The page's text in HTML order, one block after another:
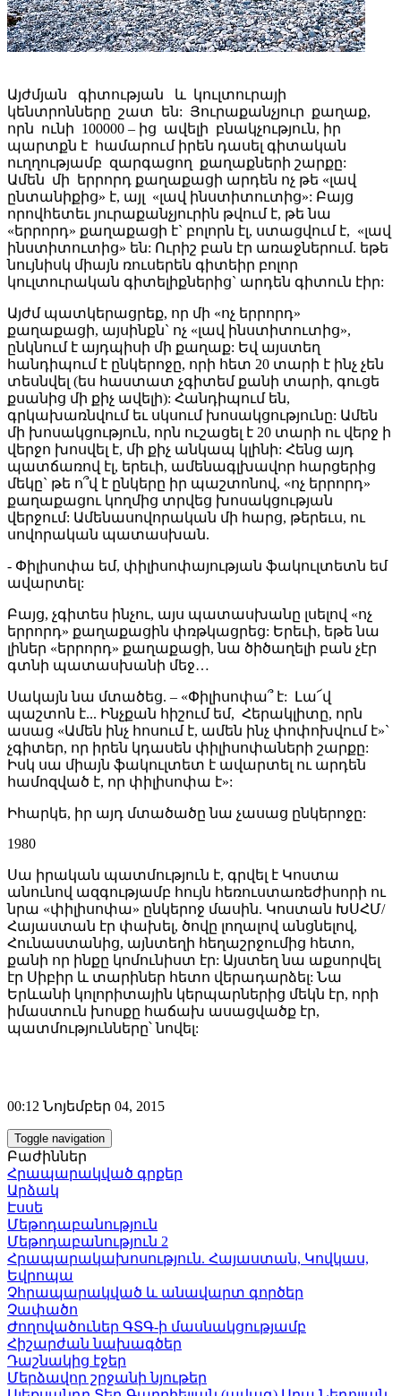
Այժմյան գիտության և կուլտուրայի
կենտրոնները շատ են: Յուրաքանչյուր քաղաք,
որն ունի 100000 – ից ավելի բնակչություն, իր
պարտքն է համարում իրեն դասել գիտական
ուղղությամբ զարգացող քաղաքների շարքը:
Ամեն մի երրորդ քաղաքացի արդեն ոչ թե «լավ
ընտանիքից» է, այլ «լավ ինստիտուտից»: Բայց
որովհետեւ յուրաքանչյուրին թվում է, թե նա
«երրորդ» քաղաքացի է` բոլորն էլ, ստացվում է, «լավ
ինստիտուտից» են: Ուրիշ բան էր առաջներում. եթե
նույնիսկ միայն ռուսերեն գիտեիր բոլոր
կուլտուրական գիտելիքներից` արդեն գիտուն էիր:
Այժմ պատկերացրեք, որ մի «ոչ երրորդ»
քաղաքացի, այսինքն` ոչ «լավ ինստիտուտից»,
ընկնում է այդպիսի մի քաղաք: Եվ այստեղ
հանդիպում է ընկերոջը, որի հետ 20 տարի է ինչ չեն
տեսնվել (ես հաստատ չգիտեմ քանի տարի, գուցե
քսանից մի քիչ ավելի): Հանդիպում են,
գրկախառնվում եւ սկսում խոսակցությունը: Ամեն
մի խոսակցություն, որն ուշացել է 20 տարի ու վերջ ի
վերջո խոսվել է, մի քիչ անկապ կլինի: Հենց այդ
պատճառով էլ, երեւի, ամենագլխավոր հարցերից
մեկը` թե ո՞վ է ընկերը իր պաշտոնով, «ոչ երրորդ»
քաղաքացու կողմից տրվեց խոսակցության
վերջում: Ամենասովորական մի հարց, թերեւս, ու
սովորական պատասխան.
- Փիլիսոփա եմ, փիլիսոփայության ֆակուլտետն եմ
ավարտել:
Բայց, չգիտես ինչու, այս պատասխանը լսելով «ոչ
երրորդ» քաղաքացին փռթկացրեց: Երեւի, եթե նա
լիներ «երրորդ» քաղաքացի, նա ծիծաղելի բան չէր
գտնի պատասխանի մեջ…
Սակայն նա մտածեց. – «Փիլիսոփա՞ է: Լա՜վ
պաշտոն է... Ինչքան հիշում եմ, Հերակլիտը, որն
ասաց «Ամեն ինչ հոսում է, ամեն ինչ փոփոխվում է»`
չգիտեր, որ իրեն կդասեն փիլիսոփաների շարքը:
Իսկ սա միայն ֆակուլտետ է ավարտել ու արդեն
համոզված է, որ փիլիսոփա է»:
Իհարկե, իր այդ մտածածը նա չասաց ընկերոջը:
1980
Սա իրական պատմություն է, գրվել է Կոստա
անունով ազգությամբ հույն հեռուստառեժիսորի ու
նրա «փիլիսոփա» ընկերոջ մասին. Կոստան ԽՍՀՄ/
Հայաստան էր փախել, ծովը լողալով անցնելով,
Հունաստանից, այնտեղի հեղաշրջումից հետո,
քանի որ ինքը կոմունիստ էր: Այստեղ նա աքսորվել
էր Սիբիր և տարիներ հետո վերադարձել: Նա
Երևանի կոլորիտային կերպարներից մեկն էր, որի
իմաստուն խոսքը հաճախ ասացվածք էր,
պատմությունները՝ նովել:
00:12 Նոյեմբեր 04, 2015
Toggle navigation
Բաժիններ
Հրապարակված գրքեր
Արձակ
Էսսե
Մեթոդաբանություն
Մեթոդաբանություն 2
Հրապարակախոսություն. Հայաստան, Կովկաս,
Եվրոպա
Չհրապարակված և անավարտ գործեր
Չափածո
Ժողովածուներ ԳՏԳ-ի մասնակցությամբ
Հիշարժան նախագծեր
Դաշնակից էջեր
Մերձավոր շրջանի նյութեր